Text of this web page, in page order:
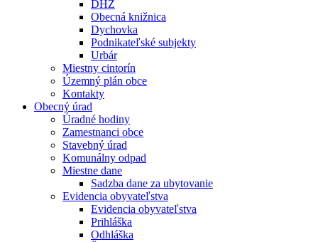
DHZ
Obecná knižnica
Dychovka
Podnikateľské subjekty
Urbár
Miestny cintorín
Územný plán obce
Kontakty
Obecný úrad
Úradné hodiny
Zamestnanci obce
Stavebný úrad
Komunálny odpad
Miestne dane
Sadzba dane za ubytovanie
Evidencia obyvateľstva
Evidencia obyvateľstva
Prihláška
Odhláška